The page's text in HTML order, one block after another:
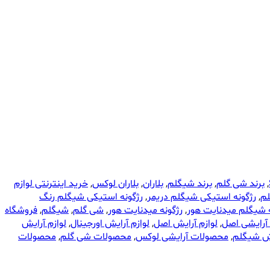
,برند شی گلم,برند شیگلم,بلاران,بلاران لوکس,خرید اینترنتی لوازم
,رژگونه استیکی شیگلم دریمر,رژگونه استیکی شیگلم رنگ
شیگلم میدنایت هور,رژگونه میدنایت هور,شی گلم,شیگلم,فروشگاه
اصل,لوازم آرایش اصل,لوازم آرایش اورجینال,لوازم آرایش
شیگلم,محصولات آرایشی لوکس,محصولات شی گلم,محصولات